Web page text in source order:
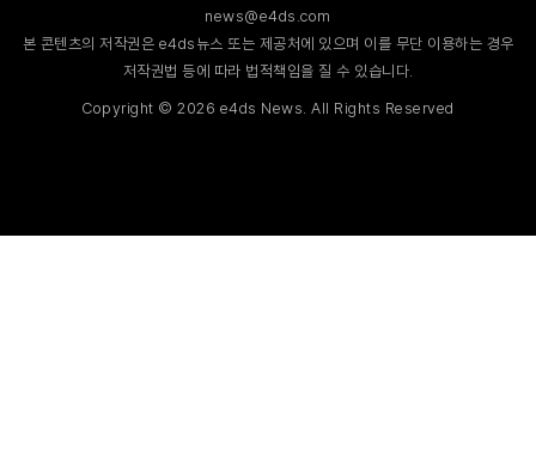
news@e4ds.com
본 콘텐츠의 저작권은 e4ds뉴스 또는 제공처에 있으며 이를 무단 이용하는 경우
저작권법 등에 따라 법적책임을 질 수 있습니다.
Copyright ©2026 e4ds News. All Rights Reserved